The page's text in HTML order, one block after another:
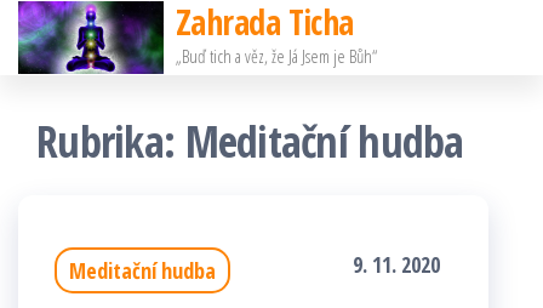
Přeskočit
na
obsah
Zahrada Ticha
„Buď tich a věz, že Já Jsem je Bůh“
Rubrika: Meditační hudba
Meditační hudba 9. 11. 2020